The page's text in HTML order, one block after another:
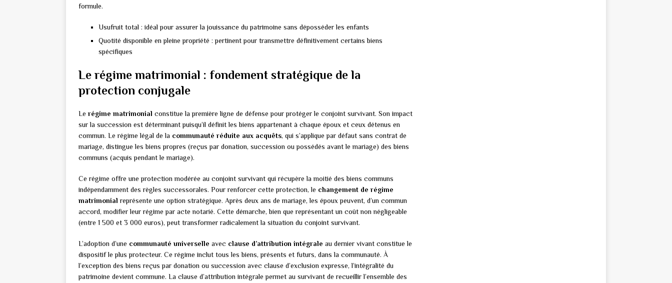
formule.
Usufruit total : idéal pour assurer la jouissance du patrimoine sans déposséder les enfants
Quotité disponible en pleine propriété : pertinent pour transmettre définitivement certains biens
spécifiques
Le régime matrimonial : fondement stratégique de la
protection conjugale
Le régime matrimonial constitue la première ligne de défense pour protéger le conjoint survivant. Son impact
sur la succession est déterminant puisqu’il définit les biens appartenant à chaque époux et ceux détenus en
commun. Le régime légal de la communauté réduite aux acquêts, qui s’applique par défaut sans contrat de
mariage, distingue les biens propres (reçus par donation, succession ou possédés avant le mariage) des biens
communs (acquis pendant le mariage).
Ce régime offre une protection modérée au conjoint survivant qui récupère la moitié des biens communs
indépendamment des règles successorales. Pour renforcer cette protection, le changement de régime
matrimonial représente une option stratégique. Après deux ans de mariage, les époux peuvent, d’un commun
accord, modifier leur régime par acte notarié. Cette démarche, bien que représentant un coût non négligeable
(entre 1 500 et 3 000 euros), peut transformer radicalement la situation du conjoint survivant.
L’adoption d’une communauté universelle avec clause d’attribution intégrale au dernier vivant constitue le
dispositif le plus protecteur. Ce régime inclut tous les biens, présents et futurs, dans la communauté. À
l’exception des biens reçus par donation ou succession avec clause d’exclusion expresse, l’intégralité du
patrimoine devient commune. La clause d’attribution intégrale permet au survivant de recueillir l’ensemble des